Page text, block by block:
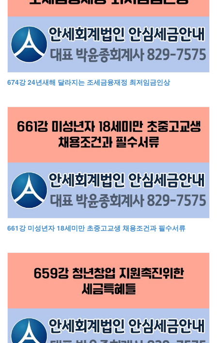
674강 24년새해 달라지는 조세금융재정 최저임금인상
661강 미성년자 18세미만 초중고교생 채용조건과 필수서류